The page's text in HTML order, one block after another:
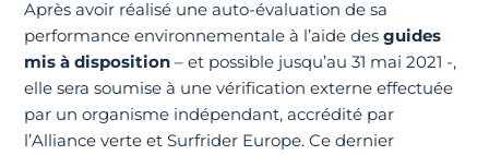
Après avoir réalisé une auto-évaluation de sa
performance environnementale à l’aide desguides
mis à disposition – et possible jusqu’au 31 mai 2021 -,
elle sera soumise à une vérification externe effectuée
par un organisme indépendant, accrédité par
l’Alliance verte et Surfrider Europe. Ce dernier